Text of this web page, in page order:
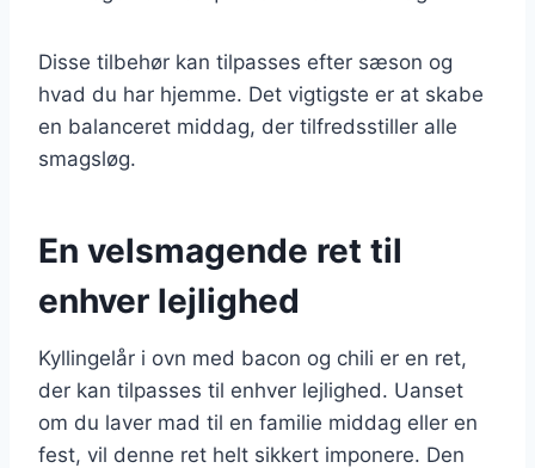
Disse tilbehør kan tilpasses efter sæson og
hvad du har hjemme. Det vigtigste er at skabe
en balanceret middag, der tilfredsstiller alle
smagsløg.
En velsmagende ret til
enhver lejlighed
Kyllingelår i ovn med bacon og chili er en ret,
der kan tilpasses til enhver lejlighed. Uanset
om du laver mad til en familie middag eller en
fest, vil denne ret helt sikkert imponere. Den